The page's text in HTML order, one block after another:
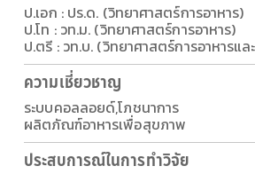
ป.เอก : ปร.ด. (วิทยาศาสตร์การอาหาร)
ป.โท : วท.ม. (วิทยาศาสตร์การอาหาร)
ป.ตรี : วท.บ. (วิทยาศาสตร์การอาหารแล
ความเชี่ยวชาญ
ระบบคอลลอยด์,โภชนาการ
ผลิตภัณฑ์อาหารเพื่อสุขภาพ
ประสบการณ์ในการทำวิจัย